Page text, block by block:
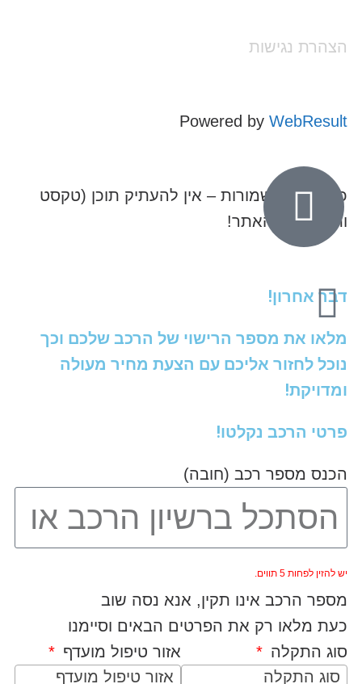
הצהרת נגישות
Powered byWebResult
כל הזכויות שמורות – אין להעתיק תוכן (טקסט
ותמונות) מהאתר!
דבר אחרון!
מלאו את מספר הרישוי של הרכב שלכם וכך
נוכל לחזור אליכם עם הצעת מחיר מעולה
ומדויקת!
פרטי הרכב נקלטו!
הכנס מספר רכב (חובה)
יש להזין לפחות 5 תווים.
מספר הרכב אינו תקין, אנא נסה שוב
כעת מלאו רק את הפרטים הבאים וסיימנו
סוג התקלה
סוג התקלה
אזור טיפול מועדף
אזור טיפול מועדף